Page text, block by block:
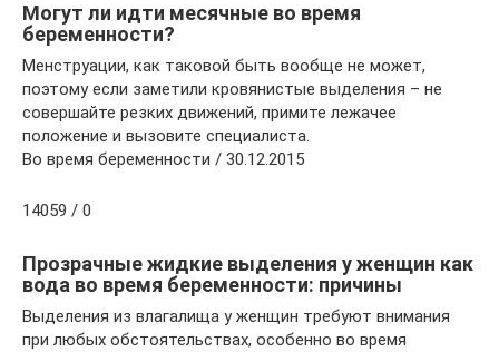
Могут ли идти месячные во время
беременности?
Менструации, как таковой быть вообще не может,
поэтому если заметили кровянистые выделения – не
совершайте резких движений, примите лежачее
положение и вызовите специалиста.
Во время беременности / 30.12.2015
14059 / 0
Прозрачные жидкие выделения у женщин как
вода во время беременности: причины
Выделения из влагалища у женщин требуют внимания
при любых обстоятельствах, особенно во время